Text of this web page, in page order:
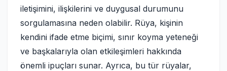
iletişimini, ilişkilerini ve duygusal durumunu
sorgulamasına neden olabilir. Rüya, kişinin
kendini ifade etme biçimi, sınır koyma yeteneği
ve başkalarıyla olan etkileşimleri hakkında
önemli ipuçları sunar. Ayrıca, bu tür rüyalar,